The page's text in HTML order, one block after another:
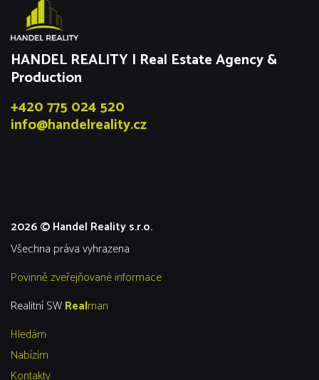
HANDEL REALITY | Real Estate Agency &
Production
+420 775 024 520
info@handelreality.cz
2026 © Handel Reality s.r.o.
všechna práva vyhrazena
Povinně zveřejňované informace
Realitní SWRealman
Hledám
Nabízím
Kontakty